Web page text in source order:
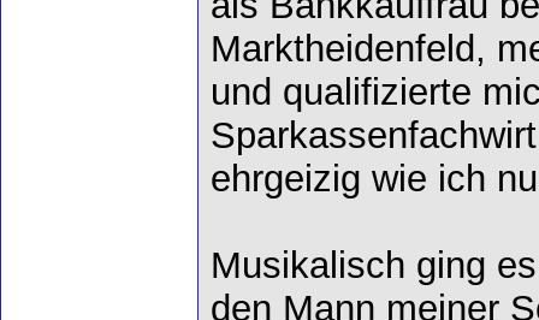
Marktheidenfeld,
und qualifizierte
ehrgeizig wie ich
Musikalisch ging
den Mann meiner